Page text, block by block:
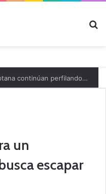
un
escapar